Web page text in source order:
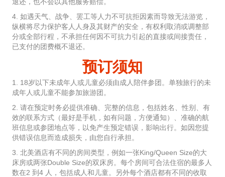
4. 如遇天气、战争、罢工等人力不可抗拒因素而导致无法游览，
纵横将尽力保护客人人身及其财产的安全，有权利取消或调整部
分或全部行程，不承担任何因不可抗力引起的直接或间接责任，
已支付的团费概不退还。
预订须知
1. 18岁以下未成年人或儿童必须由成人陪伴参团。单独旅行的未
成年人或儿童不能参加旅游团。
2. 请在预定时务必提供准确、完整的信息，包括姓名、性别、有
效的联系方式（最好是手机，如有问题，方便通知）、准确的航
班信息或参团地点等，以免产生预定错误，影响出行。如因您提
供错误信息而造成损失，由您自行承担。
3. 北美酒店有不同的房间类型，例如一张King/Queen Size的大
床房或两张Double Size的双床房。每个房间可合法住宿的最多人
数在2 到4 人，包括成人和儿童。另外每个酒店都有不同的收取